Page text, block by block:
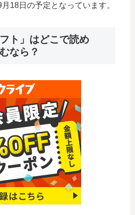
18日の予定となっています。
ト」はどこで読め
なら？